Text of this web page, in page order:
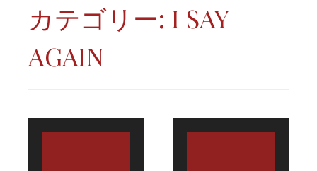
カテゴリー: I SAY
AGAIN